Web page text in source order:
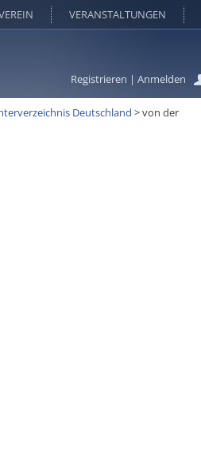
Registrieren | Anmelden
VERANSTALTUNGEN
Deutschland >von der